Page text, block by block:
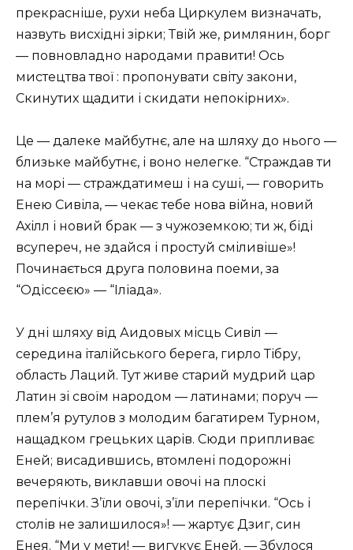
прекрасніше, рухи неба Циркулем визначать,
назвуть висхідні зірки; Твій же, римлянин, борг
— повновладно народами правити! Ось
мистецтва твої : пропонувати світу закони,
Скинутих щадити і скидати непокірних».
Це — далеке майбутнє, але на шляху до нього —
близьке майбутнє, і воно нелегке. “Страждав ти
на морі — страждатимеш і на суші, — говорить
Енею Сивіла, — чекає тебе нова війна, новий
Ахілл і новий брак — з чужоземкою; ти ж, біді
всупереч, не здайся і простуй сміливіше»!
Починається друга половина поеми, за
“Одіссеєю» — “Іліада».
У дні шляху від Аидовых місць Сивіл —
середина італійського берега, гирло Тібру,
область Лаций. Тут живе старий мудрий цар
Латин зі своїм народом — латинами; поруч —
плем’я рутулов з молодим багатирем Турном,
нащадком грецьких царів. Сюди припливає
Еней; висадившись, втомлені подорожні
вечеряють, виклавши овочі на плоскі
перепічки. З’їли овочі, з’їли перепічки. “Ось і
столів не залишилося»! — жартує Дзиг, син
Енея. “Ми у мети! — вигукує Еней. — Збулося